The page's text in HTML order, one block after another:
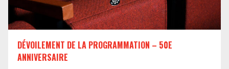
DÉVOILEMENT DE LA PROGRAMMATION – 50E
ANNIVERSAIRE